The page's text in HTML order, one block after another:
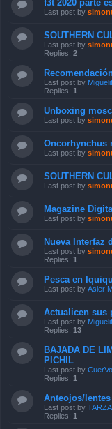
f3t 2020 parte
Last post by
SOUTHERN
Last post by
Replies: 2
Last post by
Replies: 1
Unboxing
Last post by
Oncorhynchus
Last post by
SOUTHERN
Last post by
Magazine
Last post by
Nueva Interfaz
Last post by
Replies: 1
Pesca en
Last post by Asier
Actualicen sus
Last post by
Replies: 13
BAJADA DE
PICHIL
Last post by
Replies: 1
Anteojos/lentes
Last post by
Replies: 1